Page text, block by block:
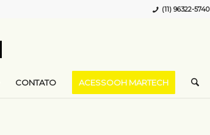
(11) 96322-5740
CONTATO ACESSOOH MARTECH